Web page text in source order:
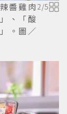
醬雞肉
、「酸
。圖／
2/5